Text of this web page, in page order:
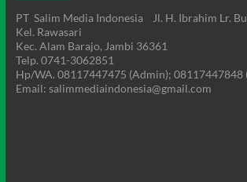
PT Salim Media Indonesia Jl. H. Ibrahim Lr.
Kel. Rawasari
Kec. Alam Barajo, Jambi 36361
Telp. 0741-3062851
Hp/WA. 08117447475 (Admin); 08117447848
Email: salimmediaindonesia@gmail.com